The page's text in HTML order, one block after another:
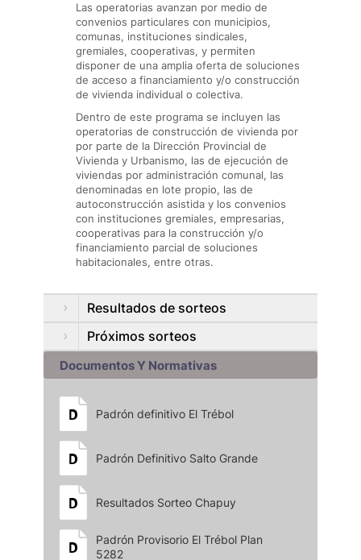
Las operatorias avanzan por medio de
convenios particulares con municipios,
comunas, instituciones sindicales,
gremiales, cooperativas, y permiten
disponer de una amplia oferta de soluciones
de acceso a financiamiento y/o construcción
de vivienda individual o colectiva.
Dentro de este programa se incluyen las
operatorias de construcción de vivienda por
por parte de la Dirección Provincial de
Vivienda y Urbanismo, las de ejecución de
viviendas por administración comunal, las
denominadas en lote propio, las de
autoconstrucción asistida y los convenios
con instituciones gremiales, empresarias,
cooperativas para la construcción y/o
financiamiento parcial de soluciones
habitacionales, entre otras.
Resultados de sorteos
Próximos sorteos
Documentos Y Normativas
Padrón definitivo El Trébol
Padrón Definitivo Salto Grande
Resultados Sorteo Chapuy
Padrón Provisorio El Trébol Plan
5282